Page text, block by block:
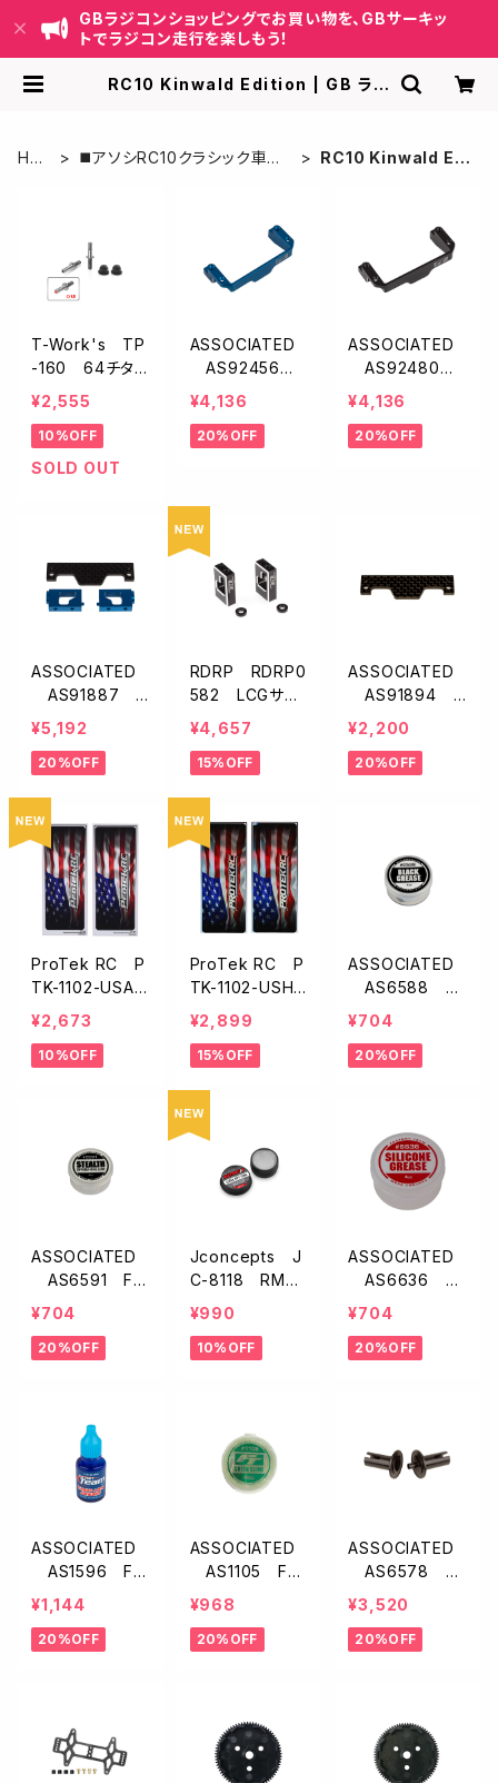
GBラジコンショッピングでお買い物を、GBサーキッ
トでラジコン走行を楽しもう！
RC10 Kinwald Edition | GB ラジ
HO
◼️アソシRC10クラシック車種
RC10 Kinwald Edi
T-Work's TP
-160 64チタン
製ロアショック
スクリュー【1/10
オフ用/2本入】
¥2,555
10%OFF
SOLD OUT
ASSOCIATED
AS92456 F
T アルミ製ワン
ピースサーボマ
ウント・ブルー【B
¥4,136
20%OFF
ASSOCIATED
AS92480 F
T アルミ製ワン
ピースサーボマ
ウント・ブラック
¥4,136
20%OFF
ASSOCIATED
AS91887 F
T サーボマウン
トセット【B6.3/B
7/T7】
¥5,192
20%OFF
RDRP RDRP0
582 LCGサー
ボマウント・ブラ
ック【B6.3/B7】
¥4,657
15%OFF
ASSOCIATED
AS91894 F
T カーボン製サ
ーボマウントブ
レース【B6.3】
¥2,200
20%OFF
ProTek RC P
TK-1102-USA
ProTek RC
シャーシプロテ
クター【USA/フ
¥2,673
10%OFF
ProTek RC P
TK-1102-USHA
LO ProTek R
Cシャーシプロ
テクター【USA
¥2,899
15%OFF
ASSOCIATED
AS6588 F
T ブラックグリ
¥704
20%OFF
ASSOCIATED
AS6591 FT
デフルーブ
¥704
20%OFF
Jconcepts J
C-8118 RM2
クリアデフルー
¥990
10%OFF
ASSOCIATED
AS6636 F
T シリコングリ
¥704
20%OFF
ASSOCIATED
AS1596 FT
ネジロック剤【ブ
ルー/ミディア
ム】
¥1,144
20%OFF
ASSOCIATED
AS1105 FT
グリーンスライム
ブ】
¥968
20%OFF
ASSOCIATED
AS6578 ス
テルスデフアウ
トドライブハブ【R
C10T】
¥3,520
20%OFF